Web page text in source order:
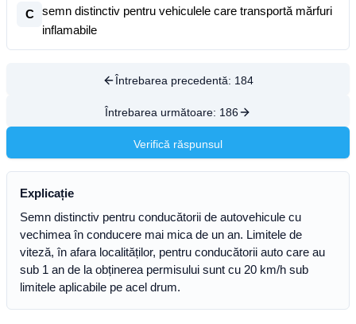
C
semn distinctiv pentru vehiculele care transportă mărfuri
inflamabile
Întrebarea precedentă: 184
Întrebarea următoare: 186
Verifică răspunsul
Explicație
Semn distinctiv pentru conducătorii de autovehicule cu
vechimea în conducere mai mica de un an. Limitele de
viteză, în afara localităților, pentru conducătorii auto care au
sub 1 an de la obținerea permisului sunt cu 20 km/h sub
limitele aplicabile pe acel drum.